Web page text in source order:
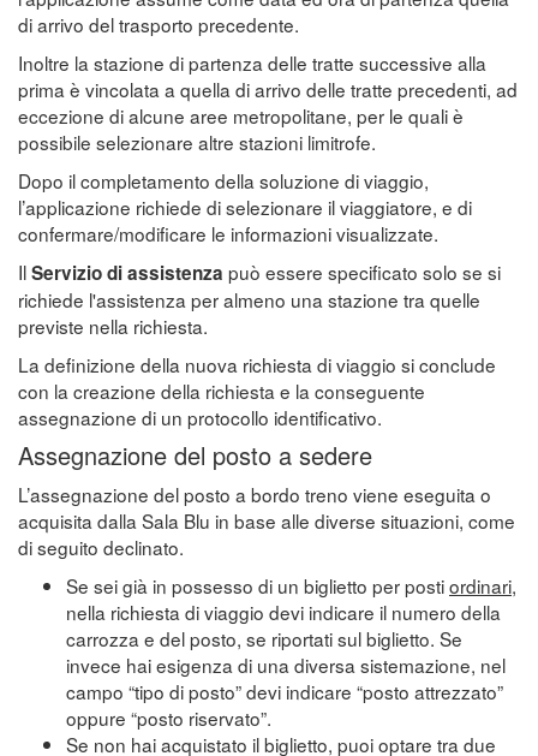
di arrivo del trasporto precedente.
Inoltre la stazione di partenza delle tratte successive alla
prima è vincolata a quella di arrivo delle tratte precedenti, ad
eccezione di alcune aree metropolitane, per le quali è
possibile selezionare altre stazioni limitrofe.
Dopo il completamento della soluzione di viaggio,
l’applicazione richiede di selezionare il viaggiatore, e di
confermare/modificare le informazioni visualizzate.
IlServizio di assistenza può essere specificato solo se si
richiede l'assistenza per almeno una stazione tra quelle
previste nella richiesta.
La definizione della nuova richiesta di viaggio si conclude
con la creazione della richiesta e la conseguente
assegnazione di un protocollo identificativo.
Assegnazione del posto a sedere
L’assegnazione del posto a bordo treno viene eseguita o
acquisita dalla Sala Blu in base alle diverse situazioni, come
di seguito declinato.
Se sei già in possesso di un biglietto per postiordinari,
nella richiesta di viaggio devi indicare il numero della
carrozza e del posto, se riportati sul biglietto. Se
invece hai esigenza di una diversa sistemazione, nel
campo “tipo di posto” devi indicare “posto attrezzato”
oppure “posto riservato”.
Se non hai acquistato il biglietto, puoi optare tra due